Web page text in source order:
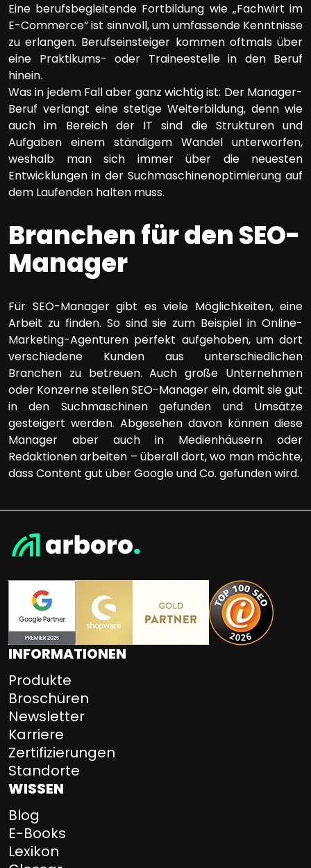
Eine berufsbegleitende Fortbildung wie „Fachwirt im
E-Commerce“ ist sinnvoll, um umfassende Kenntnisse
zu erlangen. Berufseinsteiger kommen oftmals über
eine Praktikums- oder Traineestelle in den Beruf
hinein.
Was in jedem Fall aber ganz wichtig ist: Der Manager-
Beruf verlangt eine stetige Weiterbildung, denn wie
auch im Bereich der IT sind die Strukturen und
Aufgaben einem ständigem Wandel unterworfen,
weshalb man sich immer über die neuesten
Entwicklungen in der Suchmaschinenoptimierung auf
dem Laufenden halten muss.
Branchen für den SEO-
Manager
Für SEO-Manager gibt es viele Möglichkeiten, eine
Arbeit zu finden. So sind sie zum Beispiel in Online-
Marketing-Agenturen perfekt aufgehoben, um dort
verschiedene Kunden aus unterschiedlichen
Branchen zu betreuen. Auch große Unternehmen
oder Konzerne stellen SEO-Manager ein, damit sie gut
in den Suchmaschinen gefunden und Umsätze
gesteigert werden. Abgesehen davon können diese
Manager aber auch in Medienhäusern oder
Redaktionen arbeiten – überall dort, wo man möchte,
dass Content gut über Google und Co. gefunden wird.
INFORMATIONEN
Produkte
Broschüren
Newsletter
Karriere
Zertifizierungen
Standorte
WISSEN
Blog
E-Books
Lexikon